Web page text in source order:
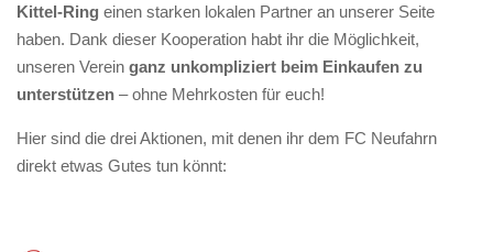
Kittel-Ring einen starken lokalen Partner an unserer Seite
haben. Dank dieser Kooperation habt ihr die Möglichkeit,
unseren Verein ganz unkompliziert beim Einkaufen zu
unterstützen – ohne Mehrkosten für euch!
Hier sind die drei Aktionen, mit denen ihr dem FC Neufahrn
direkt etwas Gutes tun könnt: